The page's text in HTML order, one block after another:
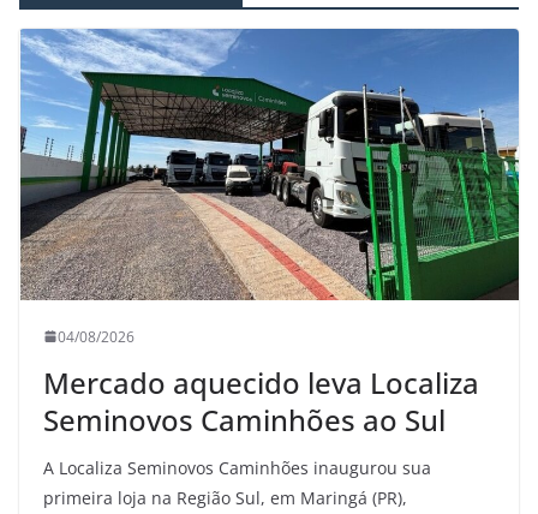
04/08/2026
Mercado aquecido leva Localiza
Seminovos Caminhões ao Sul
A Localiza Seminovos Caminhões inaugurou sua
primeira loja na Região Sul, em Maringá (PR),